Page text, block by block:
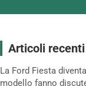
Articoli recenti
La Ford Fiesta
modello fanno